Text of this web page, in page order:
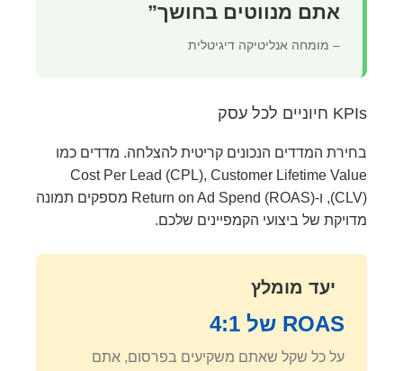
אתם מנווטים בחושך”
– מומחה אנליטיקה דיגיטלית
KPIs חיוניים לכל עסק
בחירת המדדים הנכונים קריטית להצלחה. מדדים כמו
Cost Per Lead (CPL), Customer Lifetime Value
(CLV), ו-Return on Ad Spend (ROAS) מספקים תמונה
מדויקת של ביצועי הקמפיינים שלכם.
יעד מומלץ
ROAS של 4:1
על כל שקל שאתם משקיעים בפרסום, אתם